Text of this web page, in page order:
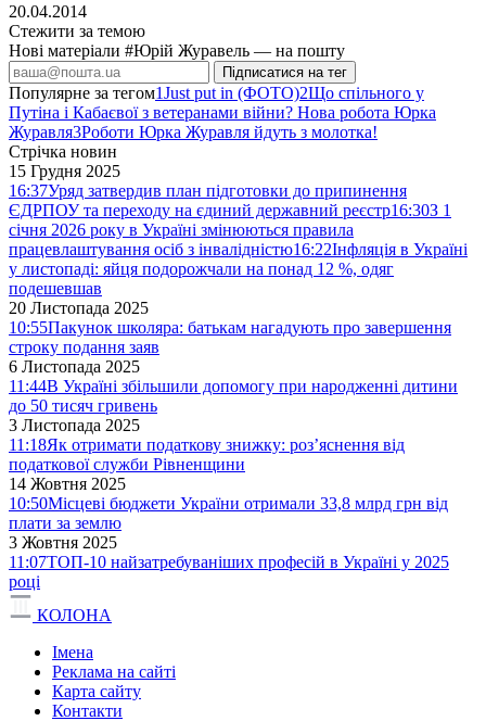
20.04.2014
Стежити за темою
Нові матеріали #Юрій Журавель — на пошту
Підписатися на тег
Популярне за тегом1Just put in (ФОТО)2Що спільного у
Путіна і Кабаєвої з ветеранами війни? Нова робота Юрка
Журавля3Роботи Юрка Журавля йдуть з молотка!
Стрічка новин
15 Грудня 2025
16:37Уряд затвердив план підготовки до припинення
ЄДРПОУ та переходу на єдиний державний реєстр16:30З 1
січня 2026 року в Україні змінюються правила
працевлаштування осіб з інвалідністю16:22Інфляція в Україні
у листопаді: яйця подорожчали на понад 12 %, одяг
подешевшав
20 Листопада 2025
10:55Пакунок школяра: батькам нагадують про завершення
строку подання заяв
6 Листопада 2025
11:44В Україні збільшили допомогу при народженні дитини
до 50 тисяч гривень
3 Листопада 2025
11:18Як отримати податкову знижку: роз’яснення від
податкової служби Рівненщини
14 Жовтня 2025
10:50Місцеві бюджети України отримали 33,8 млрд грн від
плати за землю
3 Жовтня 2025
11:07ТОП-10 найзатребуваніших професій в Україні у 2025
році
КОЛОНА
Імена
Реклама на сайті
Карта сайту
Контакти